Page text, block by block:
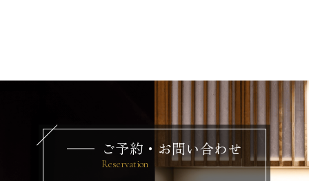
ご予約・お問い合わせ